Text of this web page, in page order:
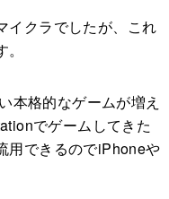
イクラでしたが、これ
本格的なゲームが増え
でゲームしてきた
用できるのでiPhoneや